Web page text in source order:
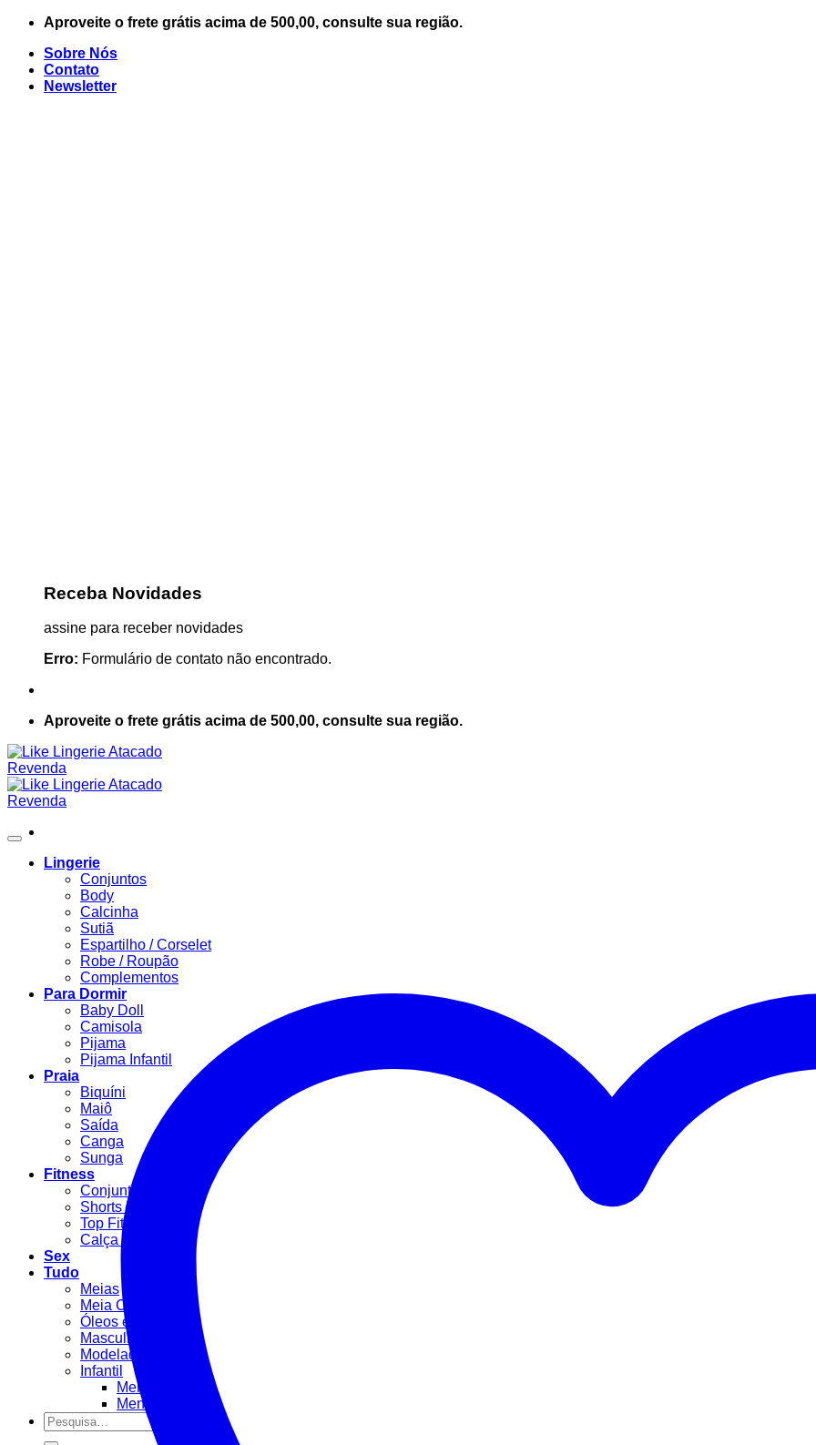
Skip
content
Aproveite o frete grátis acima de 500,00, consulte sua região.
Sobre Nós
Contato
Newsletter
Receba Novidades
assine para receber novidades
Erro: Formulário de contato não encontrado.
Aproveite o frete grátis acima de 500,00, consulte sua região.
Lingerie
Conjuntos
Body
Calcinha
Sutiã
Espartilho / Corselet
Robe / Roupão
Complementos
Para Dormir
Baby Doll
Camisola
Pijama
Pijama Infantil
Praia
Biquíni
Maiô
Saída
Canga
Sunga
Fitness
Conjunto Fitness
Shorts Fitness
Top Fitness
Calça Fitness
Sex
Tudo
Meias
Meia Calça / Fina
Óleos e Géis
Masculino
Modeladora
Infantil
Menino
Menina
Pesquisar
por: